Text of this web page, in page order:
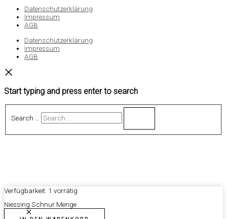
Datenschutzerklärung
Impressum
AGB
Datenschutzerklärung
Impressum
AGB
Start typing and press enter to search
Search …
Verfügbarkeit: 1 vorrätig
Niessing Schnur Menge